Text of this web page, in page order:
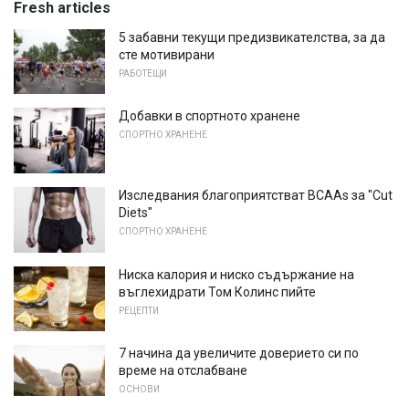
Fresh articles
5 забавни текущи предизвикателства, за да
сте мотивирани
РАБОТЕЩИ
Добавки в спортното хранене
СПОРТНО ХРАНЕНЕ
Изследвания благоприятстват BCAAs за "Cut
Diets"
СПОРТНО ХРАНЕНЕ
Ниска калория и ниско съдържание на
въглехидрати Том Колинс пийте
РЕЦЕПТИ
7 начина да увеличите доверието си по
време на отслабване
ОСНОВИ